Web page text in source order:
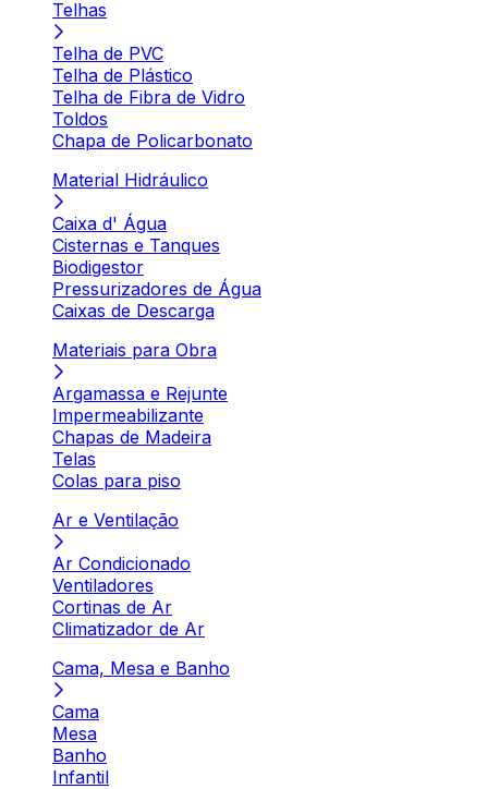
Telhas
Telha de PVC
Telha de Plástico
Telha de Fibra de Vidro
Toldos
Chapa de Policarbonato
Material Hidráulico
Caixa d' Água
Cisternas e Tanques
Biodigestor
Pressurizadores de Água
Caixas de Descarga
Materiais para Obra
Argamassa e Rejunte
Impermeabilizante
Chapas de Madeira
Telas
Colas para piso
Ar e Ventilação
Ar Condicionado
Ventiladores
Cortinas de Ar
Climatizador de Ar
Cama, Mesa e Banho
Cama
Mesa
Banho
Infantil